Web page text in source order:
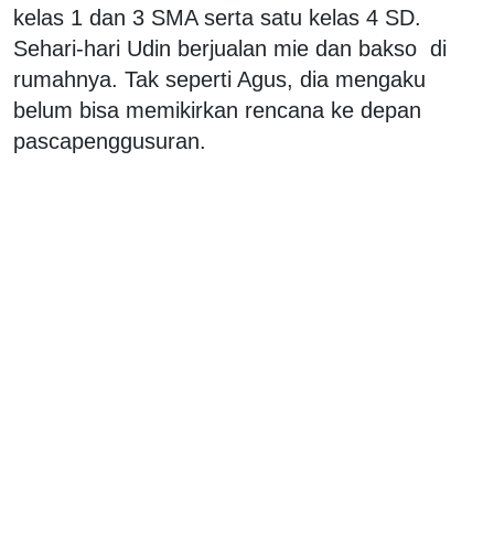
kelas 1 dan 3 SMA serta satu kelas 4 SD.
Sehari-hari Udin berjualan mie dan bakso di
rumahnya. Tak seperti Agus, dia mengaku
belum bisa memikirkan rencana ke depan
pascapenggusuran.